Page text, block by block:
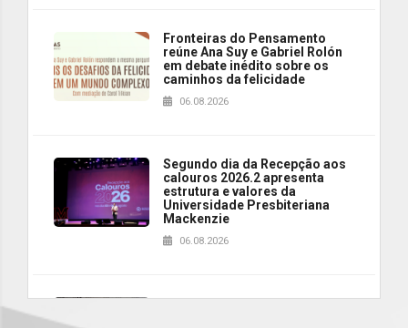
Fronteiras do Pensamento
reúne Ana Suy e Gabriel Rolón
em debate inédito sobre os
caminhos da felicidade
06.08.2026
Segundo dia da Recepção aos
calouros 2026.2 apresenta
estrutura e valores da
Universidade Presbiteriana
Mackenzie
06.08.2026